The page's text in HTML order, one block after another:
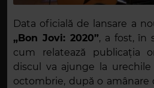
Data oficială de lansare a
„Bon Jovi: 2020”, a fost, în
cum relatează publicația
discul va ajunge la
octombrie, după o amânare